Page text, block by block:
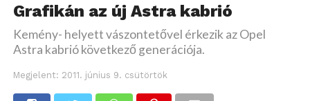
Grafikán az új Astra kabrió
Kemény- helyett vászontetővel érkezik az Opel
Astra kabrió következő generációja.
Megjelent: 2011. június 9. csütörtök